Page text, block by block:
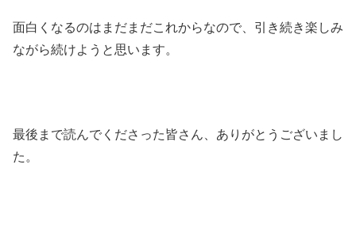
面白くなるのはまだまだこれからなので、引き続き楽しみ
ながら続けようと思います。
最後まで読んでくださった皆さん、ありがとうございまし
た。